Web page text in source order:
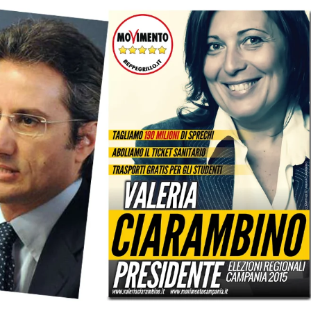
Informazione
al biologico italiano
Il settore è a
Evidenza Informazione News
Acque sempre agitate tra i
democratici di Caposele